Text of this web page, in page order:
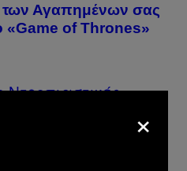
των Αγαπημένων σας
of Thrones»
×